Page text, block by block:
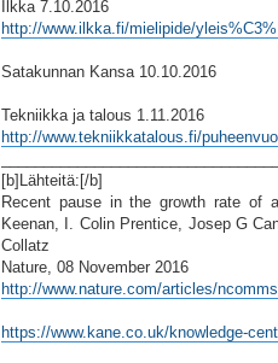
Ilkka 7.10.2016
http://www.ilkka.fi/mielipide/
Satakunnan Kansa 10.10.2016
Tekniikka ja talous 1.11.2016
http://www.tekniikkatalous.fi/
[b]Lähteitä:[/b]
Recent pause in the growth rate of
Keenan, I. Colin Prentice, Josep G
Collatz
Nature, 08 November 2016
http://www.nature.com/articles/
https://www.kane.co.uk/knowledge-